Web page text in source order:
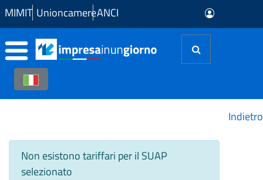
Skip to Main Content
MIMIT UnioncamereANCI
Non esistono tariffari per il SUAP
selezionato
Indietro